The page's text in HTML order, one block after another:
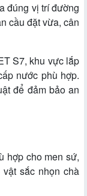
đúng vị trí đường
cầu đặt vừa, cân
S7, khu vực lắp
nước phù hợp.
để đảm bảo an
hợp cho men sứ,
sắc nhọn chà